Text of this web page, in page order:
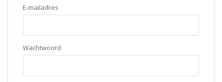
E-mailadres
Wachtwoord